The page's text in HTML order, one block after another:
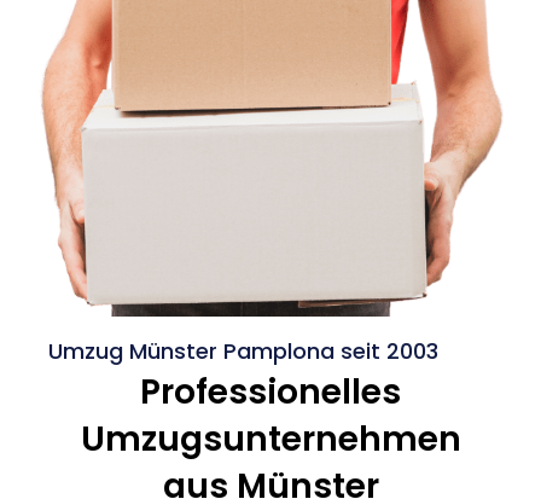
Umzug Münster Pamplona seit 2003
Professionelles
Umzugsunternehmen
aus Münster